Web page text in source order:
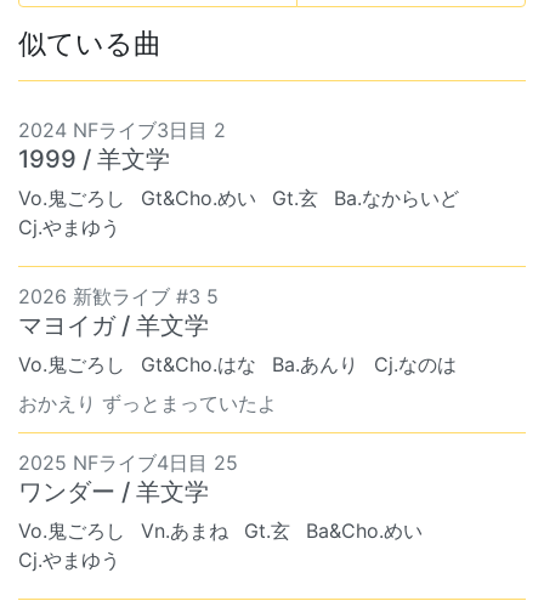
似ている曲
2024 NFライブ3日目 2
1999 / 羊文学
Vo.鬼ごろし Gt&Cho.めい Gt.玄
Ba.なからいど
Cj.やまゆう
2026 新歓ライブ #3 5
マヨイガ / 羊文学
Vo.鬼ごろし Gt&Cho.はな Ba.あんり
Cj.なのは
おかえり ずっとまっていたよ
2025 NFライブ4日目 25
ワンダー / 羊文学
Vo.鬼ごろし Vn.あまね Gt.玄
Ba&Cho.めい
Cj.やまゆう